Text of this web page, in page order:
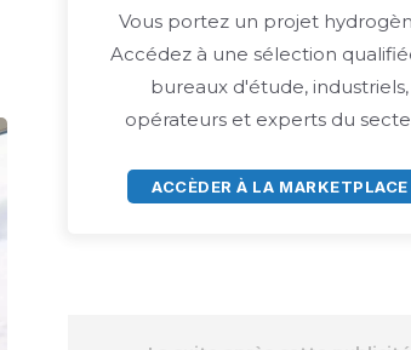
Vous portez un projet
Accédez à une sélection
bureaux d'étude, industriels,
opérateurs et experts du
ACCÈDER À LA MARKETPLACE